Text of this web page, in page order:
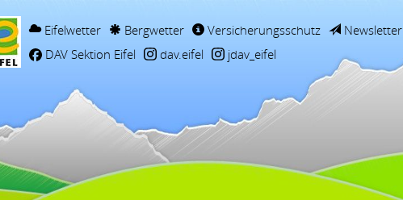
Eifelwetter Bergwetter Versicherungsschutz Newsletter
DAV Sektion Eifel
dav.eifel jdav_eifel